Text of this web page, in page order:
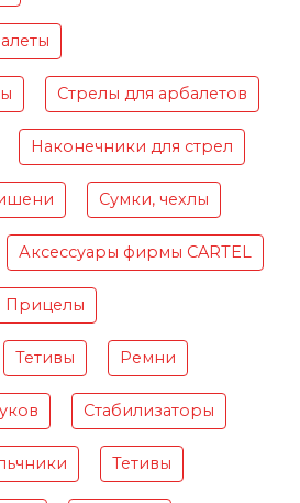
Стрелы для арбалетов
Наконечники для стрел
Сумки, чехлы
Аксессуары фирмы CARTEL
Прицелы
Тетивы Ремни
Стабилизаторы
Тетивы